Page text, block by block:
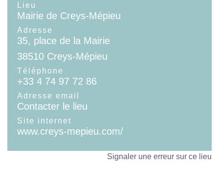
Lieu
Mairie de Creys-Mépieu
Adresse
35, place de la Mairie
38510 Creys-Mépieu
Téléphone
+33 4 74 97 72 86
Adresse email
Contacter le lieu
Site internet
www.creys-mepieu.com/
Signaler une erreur sur ce lieu